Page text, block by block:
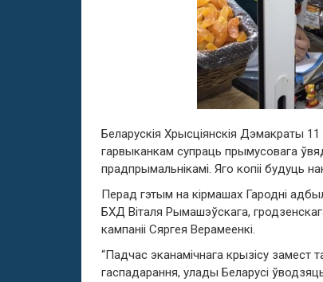
Беларускія Хрысціянскія Дэмакраты 11
гарвыканкам супраць прымусовага
прадпрымальнікамі. Яго копіі будуць
Перад гэтым на кірмашах Гародні
БХД Віталя Рымашэўскага,
кампаніі Сяргея Верамеенкі.
“Падчас эканамічнага крызісу
гаспадарання, улады Беларусі